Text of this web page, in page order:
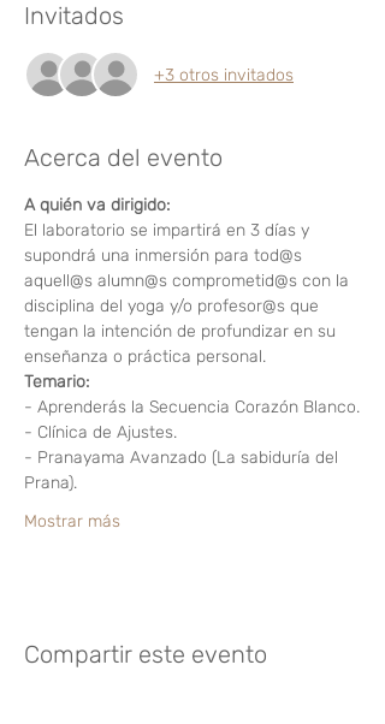
Invitados
+3 otros invitados
Acerca del evento
A quién va dirigido:
El laboratorio se impartirá en 3 días y
supondrá una inmersión para tod@s
aquell@s alumn@s comprometid@s con la
disciplina del yoga y/o profesor@s que
tengan la intención de profundizar en su
enseñanza o práctica personal.
Temario:
- Aprenderás la Secuencia Corazón Blanco.
- Clínica de Ajustes.
- Pranayama Avanzado (La sabiduría del
Prana).
Mostrar más
Compartir este evento